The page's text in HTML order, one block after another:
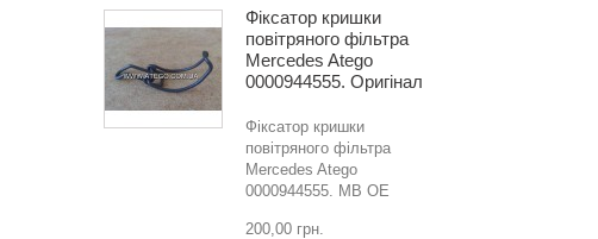
Фіксатор кришки
повітряного фільтра
Mercedes Atego
0000944555. Оригінал
Фіксатор кришки
повітряного фільтра
Mercedes Atego
0000944555. MB OE
200,00 грн.